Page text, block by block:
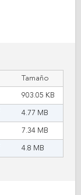
Tamaño
903.05 KB
4.77 MB
7.34 MB
4.8 MB